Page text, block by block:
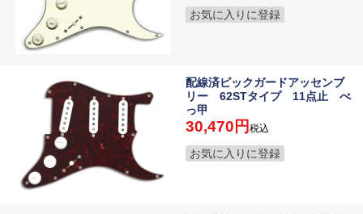
お気に入りに登録
配線済ピックガードアッセンブ
リー 62STタイプ 11点止 べ
っ甲
30,470 税込
お気に入りに登録